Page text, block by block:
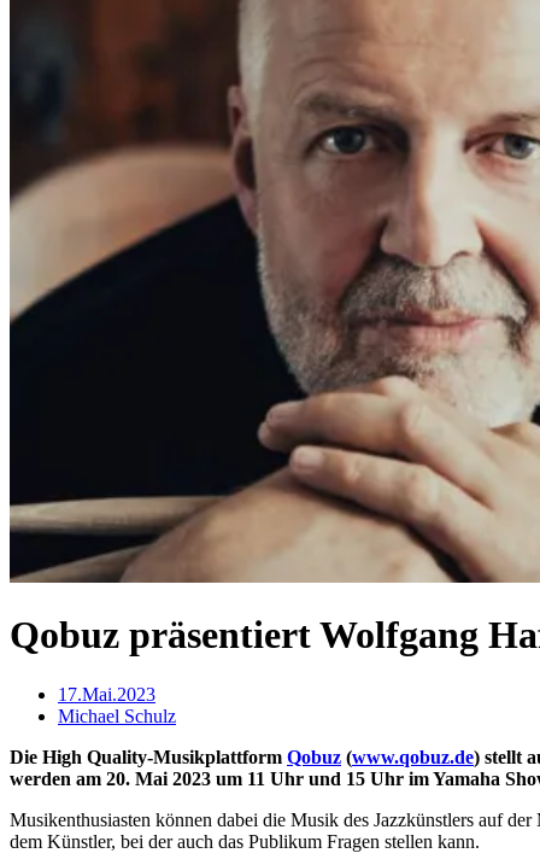
Qobuz präsentiert Wolfgang
17.Mai.2023
Michael Schulz
Die High Quality-Musikplattform Qobuz (www.qobuz.de) stellt
werden am 20. Mai 2023 um 11 Uhr und 15 Uhr im Yamaha
Musikenthusiasten können dabei die Musik des Jazzkünstlers auf
dem Künstler, bei der auch das Publikum Fragen stellen kann.